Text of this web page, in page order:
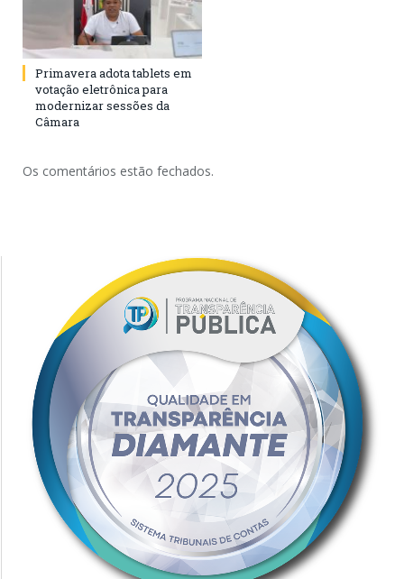
Primavera adota tablets em
votação eletrônica para
modernizar sessões da
Câmara
Os comentários estão fechados.